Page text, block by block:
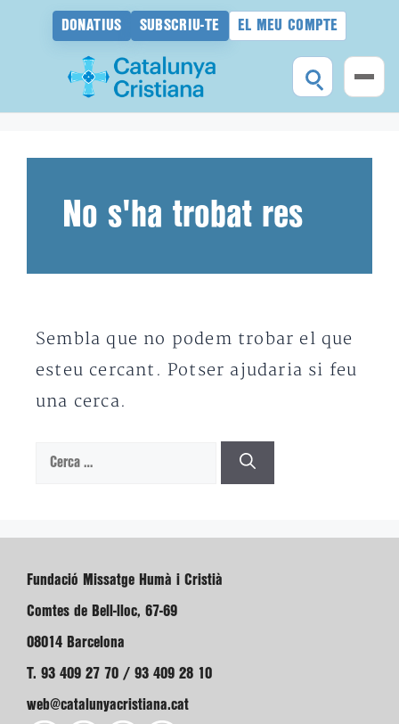
DONATIUS SUBSCRIU-TE EL MEU COMPTE
No s'ha trobat res
Sembla que no podem trobar el que
esteu cercant. Potser ajudaria si feu
una cerca.
Cerca:
Fundació Missatge Humà i Cristià
Comtes de Bell-lloc, 67-69
08014 Barcelona
T. 93 409 27 70 / 93 409 28 10
web@catalunyacristiana.cat